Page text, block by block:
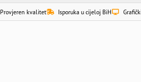
Provjeren kvalitet Isporuka u cijeloj BiH